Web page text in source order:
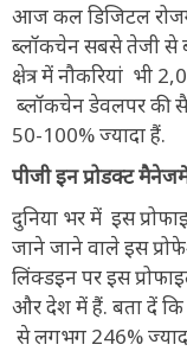
आज कल डिजिटल
ब्लॉकचेन सबसे तेजी से
क्षेत्र में नौकरियां भी
ब्लॉकचेन डेवलपर की
50-100% ज्यादा हैं.
पीजी इन प्रोडक्ट
दुनिया भर में इस
जाने जाने वाले इस
लिंक्डइन पर इस
और देश में हैं. बता दें कि
से लगभग 246%